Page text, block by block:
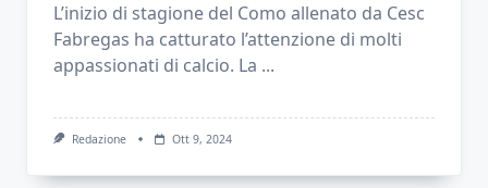
L’inizio di stagione del Como allenato da Cesc
Fabregas ha catturato l’attenzione di molti
appassionati di calcio. La ...
Redazione Ott 9, 2024